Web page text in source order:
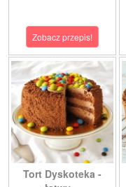
Zobacz przepis!
Tort Dyskoteka -